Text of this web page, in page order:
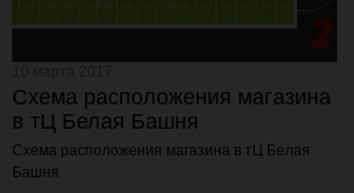
Схема расположения магазина
в тЦ Белая Башня
Схема расположения магазина в тЦ Белая
Башня